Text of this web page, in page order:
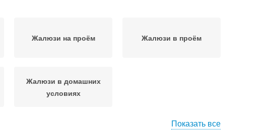
Жалюзи на проём Жалюзи в проём
Жалюзи в домашних
условиях
Показать все